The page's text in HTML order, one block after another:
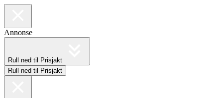
Annonse
Rull ned til Prisjakt
Rull ned til Prisjakt